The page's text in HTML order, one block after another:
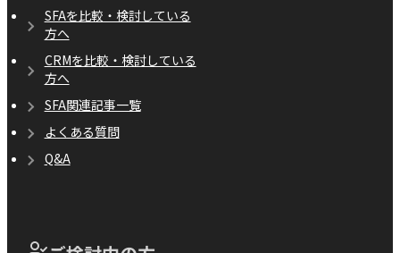
SFAを比較・検討している
方へ
CRMを比較・検討している
方へ
SFA関連記事一覧
よくある質問
Q&A